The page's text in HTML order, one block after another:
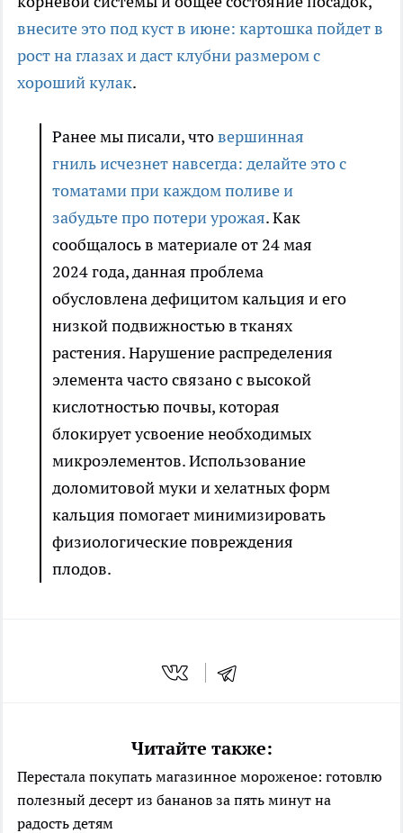
внесите это под куст в июне: картошка пойдет в
рост на глазах и даст клубни размером с
хороший кулак.
Ранее мы писали, чтовершинная
гниль исчезнет навсегда: делайте это с
томатами при каждом поливе и
забудьте про потери урожая. Как
сообщалось в материале от 24 мая
2024 года, данная проблема
обусловлена дефицитом кальция и его
низкой подвижностью в тканях
растения. Нарушение распределения
элемента часто связано с высокой
кислотностью почвы, которая
блокирует усвоение необходимых
микроэлементов. Использование
доломитовой муки и хелатных форм
кальция помогает минимизировать
физиологические повреждения
плодов.
Читайте также:
Перестала покупать магазинное мороженое: готовлю
полезный десерт из бананов за пять минут на
радость детям